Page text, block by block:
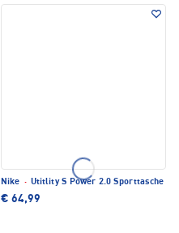
Nike · Utitlity S Power 2.0 Sporttasche
€ 64,99